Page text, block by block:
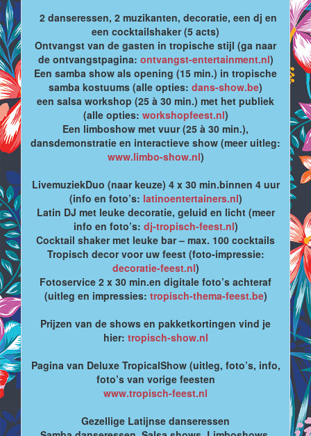
2 danseressen, 2 muzikanten, decoratie, een dj en
een cocktailshaker (5 acts)
Ontvangst van de gasten in tropische stijl (ga naar
de ontvangstpagina: ontvangst-entertainment.nl)
Een samba show als opening (15 min.) in tropische
samba kostuums (alle opties: dans-show.be)
een salsa workshop (25 à 30 min.) met het publiek
(alle opties: workshopfeest.nl)
Een limboshow met vuur (25 à 30 min.),
dansdemonstratie en interactieve show (meer uitleg:
www.limbo-show.nl)
LivemuziekDuo (naar keuze) 4 x 30 min.binnen 4 uur
(info en foto’s: latinoentertainers.nl)
Latin DJ met leuke decoratie, geluid en licht (meer
info en foto’s: dj-tropisch-feest.nl)
Cocktail shaker met leuke bar – max. 100 cocktails
Tropisch decor voor uw feest (foto-impressie:
decoratie-feest.nl)
Fotoservice 2 x 30 min.en digitale foto’s achteraf
(uitleg en impressies: tropisch-thema-feest.be)
Prijzen van de shows en pakketkortingen vind je
hier: tropisch-show.nl
Pagina van Deluxe TropicalShow (uitleg, foto’s, info,
foto’s van vorige feesten
www.tropisch-feest.nl
Gezellige Latijnse danseressen